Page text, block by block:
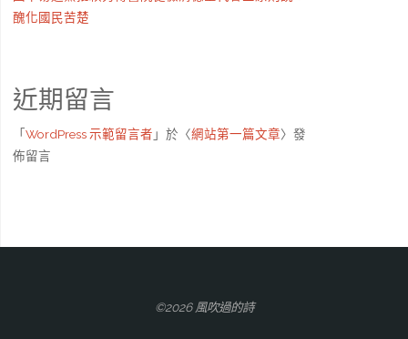
醜化國民苦楚
近期留言
「WordPress 示範留言者 」於〈網站第一篇文章〉發
佈留言
©2026 風吹過的詩